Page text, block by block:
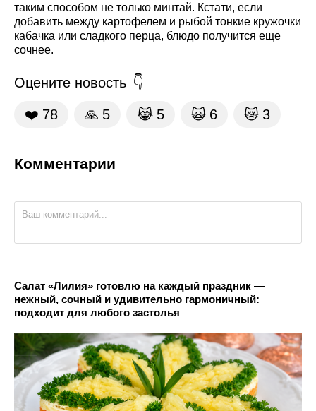
таким способом не только минтай. Кстати, если
добавить между картофелем и рыбой тонкие кружочки
кабачка или сладкого перца, блюдо получится еще
сочнее.
Оцените новость
❤️ 78 🙏 5 😹 5 🙀 6 😿 3
Комментарии
Салат «Лилия» готовлю на каждый праздник —
нежный, сочный и удивительно гармоничный:
подходит для любого застолья